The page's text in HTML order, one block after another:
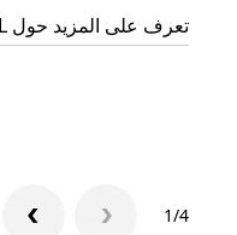
تعرف على المزيد حول UberXL
1/4